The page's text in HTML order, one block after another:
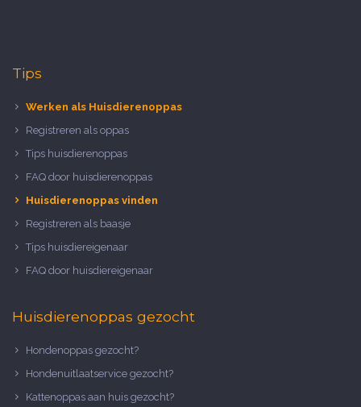
Tips
Werken als Huisdierenoppas
Registreren als oppas
Tips huisdierenoppas
FAQ door huisdierenoppas
Huisdierenoppas vinden
Registreren als baasje
Tips huisdiereigenaar
FAQ door huisdiereigenaar
Huisdierenoppas gezocht
Hondenoppas gezocht?
Hondenuitlaatservice gezocht?
Kattenoppas aan huis gezocht?